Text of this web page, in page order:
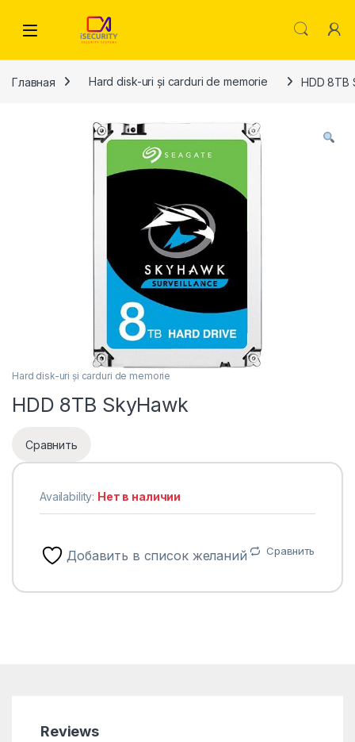
Главная Hard disk-uri și carduri de memorie HDD 8TB
Hard disk-uri și carduri de memorie
HDD 8TB SkyHawk
Сравнить
Availability: Нет в наличии
Добавить в список желаний Сравнить
Reviews